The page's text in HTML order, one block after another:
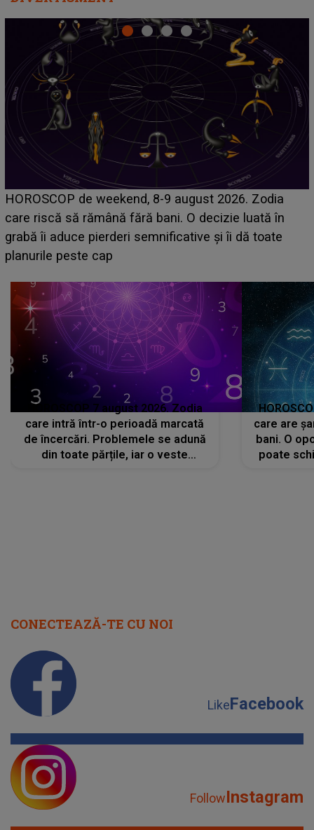
Emanuel a ținut ACEST DETALIU ASCUNS până
acum! În fața Alexandrei, concurentul din Casa Iubirii
face o MĂRTURISIRE NEAȘTEPTATĂ despre mama
sa: "I-am spus și ei în față, eu nu te iubesc pentru
HOROSCOP 7 august 2026. Zodia
care intră într-o perioadă marcată
de încercări. Problemele se adună
din toate părțile, iar o veste
care are
bani. O
poate
CONECTEAZĂ-TE CU NOI
LikeFacebook
FollowInstagram